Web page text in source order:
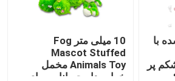
با
پر
10 میلی متر Fog
Mascot Stuffed
Animals Toy مخمل
خواب دار حیوانات برای